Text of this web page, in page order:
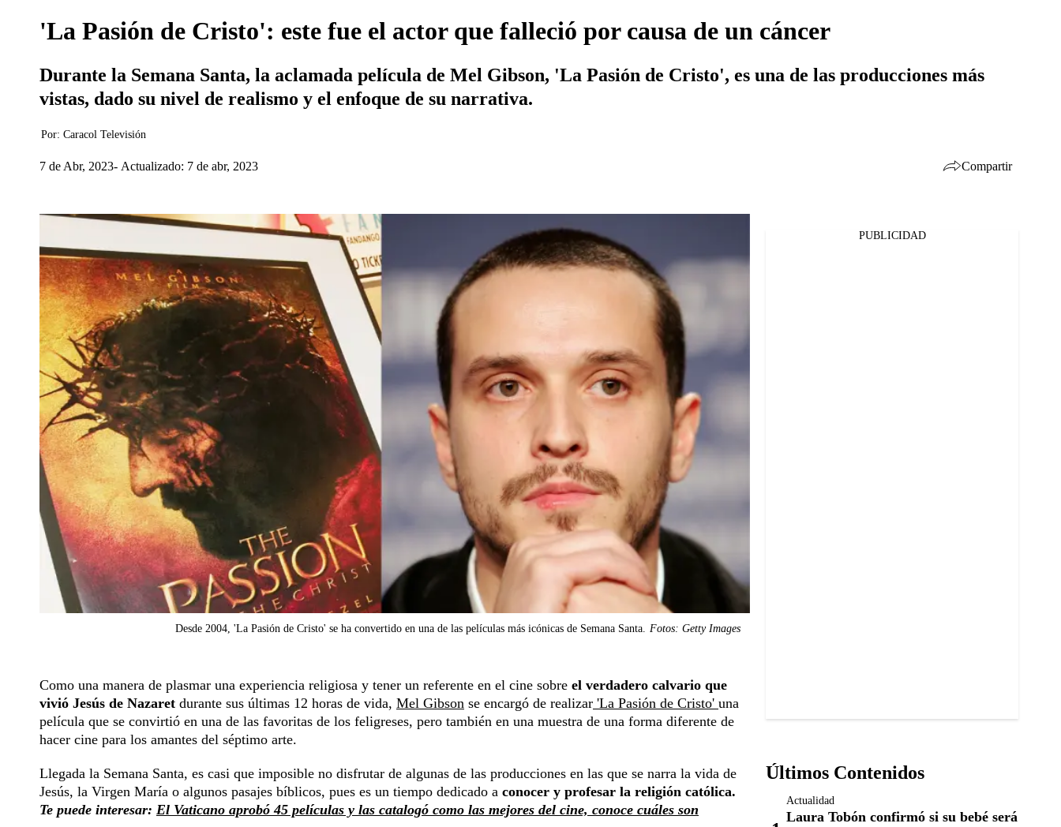
'La Pasión de Cristo': este fue el actor que falleció por causa de un cáncer
Durante la Semana Santa, la aclamada película de Mel Gibson, 'La Pasión de Cristo', es una de las producciones más
vistas, dado su nivel de realismo y el enfoque de su narrativa.
Por: Caracol Televisión
7 de Abr, 2023 Actualizado: 7 de abr, 2023 Compartir
Twitter
Desde 2004, 'La Pasión de Cristo' se ha convertido en una de las películas más icónicas de Semana Santa. Fotos: Getty Images
Como una manera de plasmar una experiencia religiosa y tener un referente en el cine sobre el verdadero calvario que
vivió Jesús de Nazaret durante sus últimas 12 horas de vida, Mel Gibson se encargó de realizar 'La Pasión de Cristo' una
película que se convirtió en una de las favoritas de los feligreses, pero también en una muestra de una forma diferente de
hacer cine para los amantes del séptimo arte.
Llegada la Semana Santa, es casi que imposible no disfrutar de algunas de las producciones en las que se narra la vida de
Jesús, la Virgen María o algunos pasajes bíblicos, pues es un tiempo dedicado a conocer y profesar la religión católica.
Te puede interesar: El Vaticano aprobó 45 películas y las catalogó como las mejores del cine, conoce cuáles son
PUBLICIDAD
Últimos Contenidos
Actualidad
Laura Tobón confirmó si su bebé será